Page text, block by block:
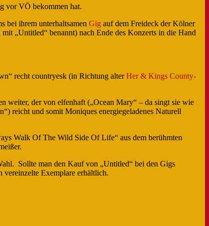
vor VÖ bekommen hat.
bei ihrem unterhaltsamen Gig auf dem Freideck der Kölner
„Untitled“ benannt) nach Ende des Konzerts in die Hand
recht countryesk (in Richtung alterHer & Kings County-
weiter, der von elfenhaft („Ocean Mary“ – da singt sie wie
reicht und somit Moniques energiegeladenes Naturell
Walk Of The Wild Side Of Life“ aus dem berühmten
Sollte man den Kauf von „Untitled“ bei den Gigs
vereinzelte Exemplare erhältlich.